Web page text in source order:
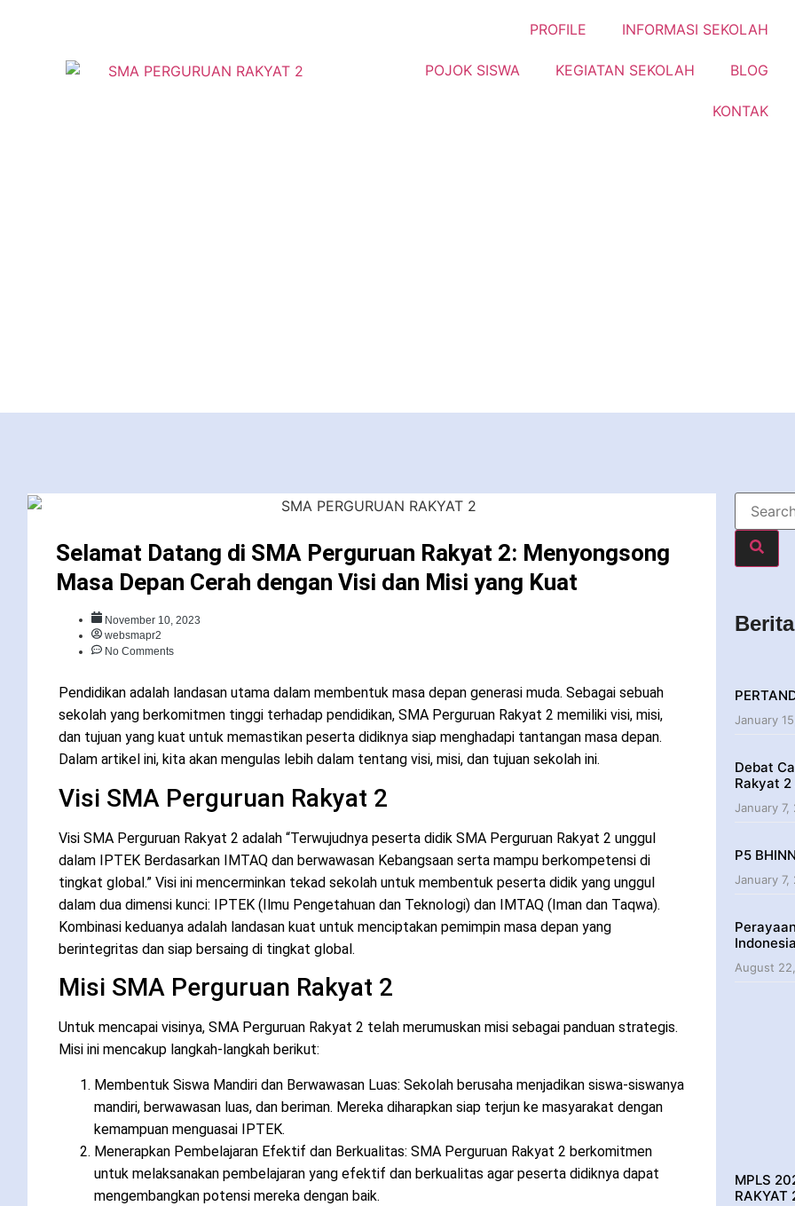
PROFILE INFORMASI SEKOLAH
POJOK SISWA KEGIATAN SEKOLAH BLOG
KONTAK
Selamat Datang di SMA Perguruan Rakyat 2: Menyongsong
Masa Depan Cerah dengan Visi dan Misi yang Kuat
November 10, 2023
websmapr2
No Comments
Pendidikan adalah landasan utama dalam membentuk masa depan generasi muda. Sebagai sebuah
sekolah yang berkomitmen tinggi terhadap pendidikan, SMA Perguruan Rakyat 2 memiliki visi, misi,
dan tujuan yang kuat untuk memastikan peserta didiknya siap menghadapi tantangan masa depan.
Dalam artikel ini, kita akan mengulas lebih dalam tentang visi, misi, dan tujuan sekolah ini.
Visi SMA Perguruan Rakyat 2
Visi SMA Perguruan Rakyat 2 adalah “Terwujudnya peserta didik SMA Perguruan Rakyat 2 unggul
dalam IPTEK Berdasarkan IMTAQ dan berwawasan Kebangsaan serta mampu berkompetensi di
tingkat global.” Visi ini mencerminkan tekad sekolah untuk membentuk peserta didik yang unggul
dalam dua dimensi kunci: IPTEK (Ilmu Pengetahuan dan Teknologi) dan IMTAQ (Iman dan Taqwa).
Kombinasi keduanya adalah landasan kuat untuk menciptakan pemimpin masa depan yang
berintegritas dan siap bersaing di tingkat global.
Misi SMA Perguruan Rakyat 2
Untuk mencapai visinya, SMA Perguruan Rakyat 2 telah merumuskan misi sebagai panduan strategis.
Misi ini mencakup langkah-langkah berikut:
Membentuk Siswa Mandiri dan Berwawasan Luas: Sekolah berusaha menjadikan siswa-siswanya
mandiri, berwawasan luas, dan beriman. Mereka diharapkan siap terjun ke masyarakat dengan
kemampuan menguasai IPTEK.
Menerapkan Pembelajaran Efektif dan Berkualitas: SMA Perguruan Rakyat 2 berkomitmen
untuk melaksanakan pembelajaran yang efektif dan berkualitas agar peserta didiknya dapat
mengembangkan potensi mereka dengan baik.
January
Debat
Rakyat
January 7,
P5
January 7,
August
MPLS
RAKYAT